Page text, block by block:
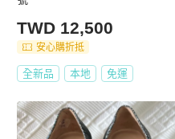
TWD 12,500
安心購折抵
全新品 本地 免運